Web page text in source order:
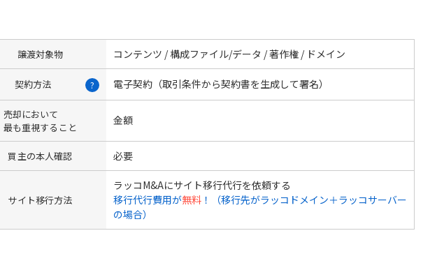
譲渡対象物 コンテンツ / 構成ファイル/データ / 著作権 / ドメイン
契約方法 ? 電子契約（取引条件から契約書を生成して署名）
売却において
最も重視すること
金額
買主の本人確認 必要
サイト移行方法
ラッコM&Aにサイト移行代行を依頼する
移行代行費用が無料！（移行先がラッコドメイン＋ラッコサーバー
の場合）